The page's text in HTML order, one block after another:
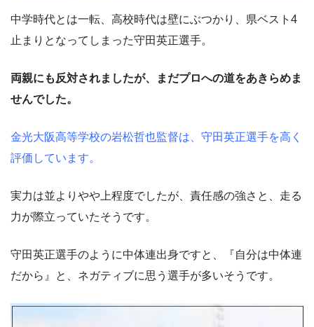
中学時代とは一転、高校時代は壁にぶつかり、県ベスト4
止まりとなってしまった守田英正選手。
両親にも反対されましたが、まだプロへの道をあきらめま
せんでした。
金光大阪高等学校の岩松哲也監督は、守田英正選手を高く
評価しています。
実力は並よりやや上程度でしたが、責任感の強さと、走る
力が際立っていたそうです。
守田英正選手のように中体連出身ですと、『自分は中体連
だから』と、ネガティブに思う選手が多いそうです。